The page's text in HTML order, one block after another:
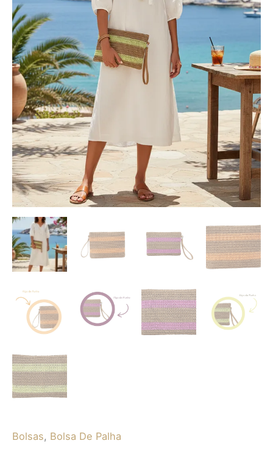
Bolsas, Bolsa De Palha